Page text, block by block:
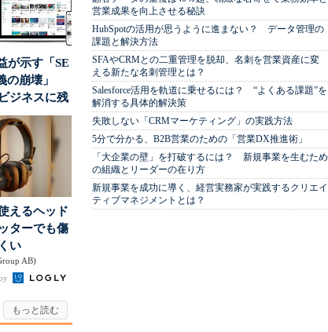
が示す「SE
の崩壊」
ジネスに残
ち筋...
えるヘッド
ターでも傷
い
AB)
営業成果を向上させる秘訣
HubSpotの活用が思うように進まない？ データ管理の
課題と解決方法
SFAやCRMとの二重管理を脱却、名刺を営業資産に変
える新たな名刺管理とは？
Salesforce活用を軌道に乗せるには？ “よくある課題”を
解消する具体的解決策
失敗しない「CRMマーケティング」の実践方法
5分で分かる、B2B営業のための「営業DX推進術」
「大企業の壁」を打破するには？ 新規事業を生むため
の組織とリーダーの在り方
新規事業を成功に導く、経営実務家が実践するクリエイ
ティブマネジメントとは？